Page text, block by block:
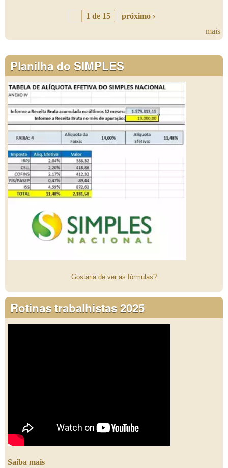
1 de 15
próximo ›
mais
Planilha do SIMPLES
Gostaria de ver as fórmulas?
Rotinas trabalhistas 2025
Saiba mais